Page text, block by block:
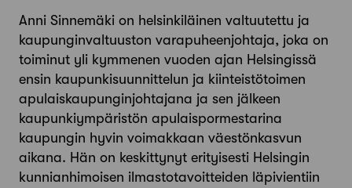
Anni Sinnemäki on helsinkiläinen valtuutettu ja
kaupunginvaltuuston varapuheenjohtaja, joka on
toiminut yli kymmenen vuoden ajan Helsingissä
ensin kaupunkisuunnittelun ja kiinteistötoimen
apulaiskaupunginjohtajana ja sen jälkeen
kaupunkiympäristön apulaispormestarina
kaupungin hyvin voimakkaan väestönkasvun
aikana. Hän on keskittynyt erityisesti Helsingin
kunnianhimoisen ilmastotavoitteiden läpivientiin